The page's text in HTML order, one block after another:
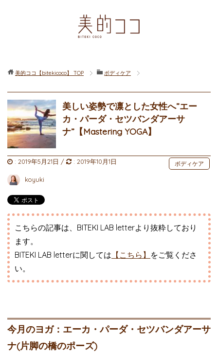
美的ココ【bitekicoco】 TOP ボディケア
美しい姿勢で凛とした女性へ”エー
カ・パーダ・セツバンダアーサ
ナ”【Mastering YOGA】
: 2019年5月21日 / : 2019年10月1日 ボディケア
koyuki
こちらの記事は、BITEKI LAB letterより抜粋しており
ます。
BITEKI LAB letterに関しては 【こちら】 をご覧くださ
い。
今月のヨガ：エーカ・パーダ・セツバンダアーサ
ナ(片脚の橋のポーズ)